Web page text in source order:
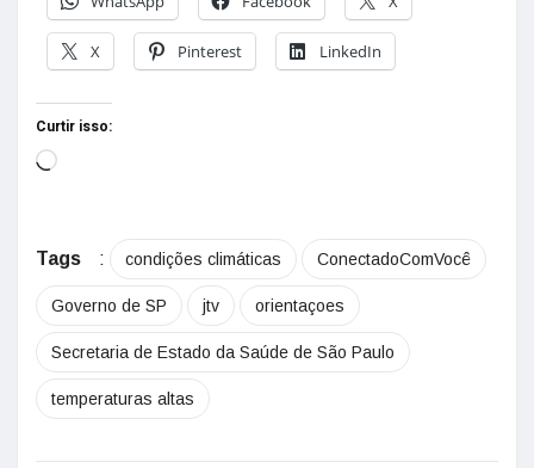
X Pinterest LinkedIn
Curtir isso:
Tags : condições climáticas ConectadoComVocê
Governo de SP jtv orientaçoes
Secretaria de Estado da Saúde de São Paulo
temperaturas altas